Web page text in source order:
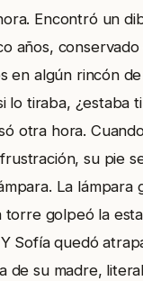
Encontró un
años,
en algún rincón de
lo tiraba, ¿estaba
otra hora.
su pie
La lámpara
torre golpeó la
Sofía quedó
de su madre,